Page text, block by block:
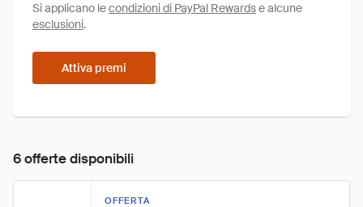
Si applicano lecondizioni di PayPal Rewardse alcune
esclusioni.
Attiva premi
6 offerte disponibili
OFFERTA